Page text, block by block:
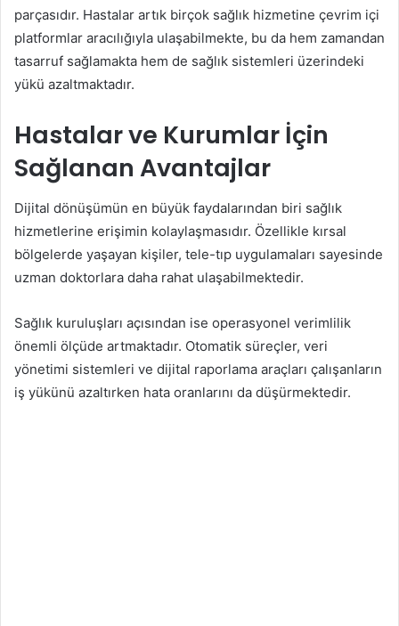
parçasıdır. Hastalar artık birçok sağlık hizmetine çevrim içi
platformlar aracılığıyla ulaşabilmekte, bu da hem zamandan
tasarruf sağlamakta hem de sağlık sistemleri üzerindeki
yükü azaltmaktadır.
Hastalar ve Kurumlar İçin
Sağlanan Avantajlar
Dijital dönüşümün en büyük faydalarından biri sağlık
hizmetlerine erişimin kolaylaşmasıdır. Özellikle kırsal
bölgelerde yaşayan kişiler, tele-tıp uygulamaları sayesinde
uzman doktorlara daha rahat ulaşabilmektedir.
Sağlık kuruluşları açısından ise operasyonel verimlilik
önemli ölçüde artmaktadır. Otomatik süreçler, veri
yönetimi sistemleri ve dijital raporlama araçları çalışanların
iş yükünü azaltırken hata oranlarını da düşürmektedir.